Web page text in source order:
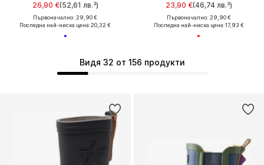
26,90 €(52,61 лв.³)
Първоначално: 29,90 €
Последна най-ниска цена:20,32 €
23,90 €(46,74 лв.³)
Първоначално: 29,90 €
Последна най-ниска цена:17,93 €
Видя 32 от 156 продукти